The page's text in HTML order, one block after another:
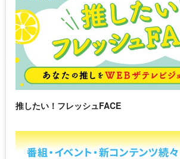
推したい！フレッシュFACE